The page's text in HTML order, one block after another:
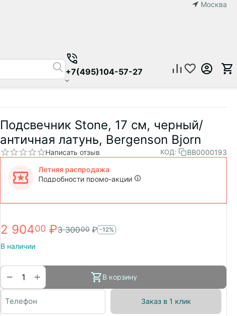
Москва
+7(495)104-57-27
Подсвечник Stone, 17 см, черный/
античная латунь, Bergenson Bjorn
Написать отзыв КОД: BB0000193
Летняя распродажа
Подробности промо-акции
2 90400 ₽3 30000 ₽ -12%
В наличии
+
− В корзину
Заказ в 1 клик